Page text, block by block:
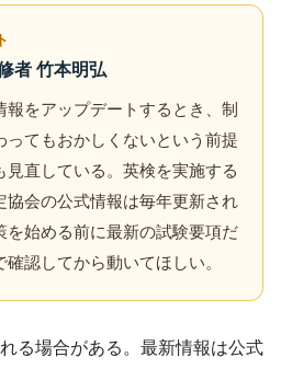
者 竹本明弘
報をアップデートするとき、制
ってもおかしくないという前提
見直している。英検を実施する
協会の公式情報は毎年更新され
を始める前に最新の試験要項だ
確認してから動いてほしい。
る場合がある。最新情報は公式